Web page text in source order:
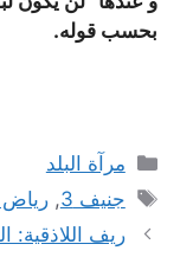
بحسب قوله.
التصنيفات
مرآة البلد
الوسوم
جنيف 3 ,